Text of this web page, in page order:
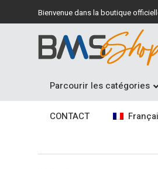
Bienvenue dans la boutique
Parcourir les catégories
CONTACT